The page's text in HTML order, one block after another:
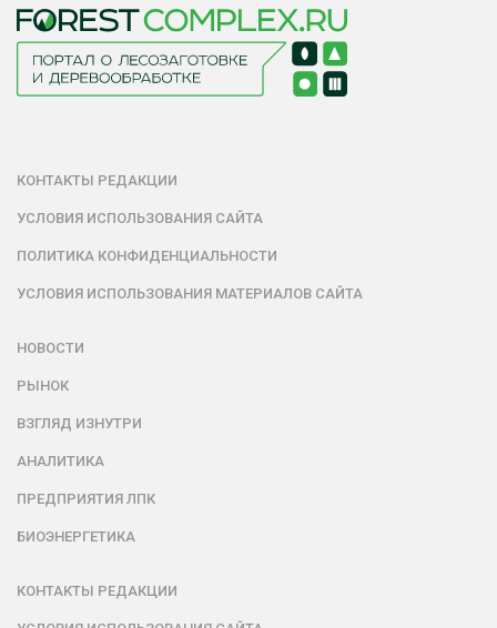
КОНТАКТЫ РЕДАКЦИИ
УСЛОВИЯ ИСПОЛЬЗОВАНИЯ САЙТА
ПОЛИТИКА КОНФИДЕНЦИАЛЬНОСТИ
УСЛОВИЯ ИСПОЛЬЗОВАНИЯ МАТЕРИАЛОВ САЙТА
НОВОСТИ
РЫНОК
ВЗГЛЯД ИЗНУТРИ
АНАЛИТИКА
ПРЕДПРИЯТИЯ ЛПК
БИОЭНЕРГЕТИКА
КОНТАКТЫ РЕДАКЦИИ